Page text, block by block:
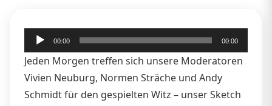
Audio-
Player
00:00 00:00
Jeden Morgen treffen sich unsere Moderatoren
Vivien Neuburg, Normen Sträche und Andy
Schmidt für den gespielten Witz – unser Sketch